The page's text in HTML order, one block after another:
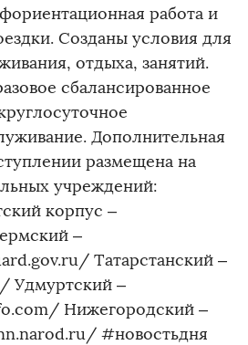
работа и
Созданы условия для
отдыха, занятий.
сбалансированное
Дополнительная
размещена на
учреждений:
корпус –
–
Татарстанский –
–
Нижегородский –
#новостьдня